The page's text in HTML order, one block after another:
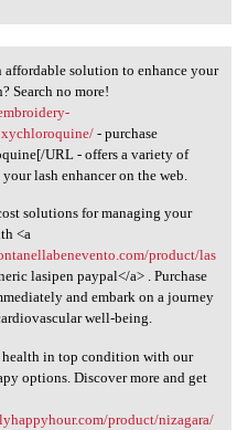
affordable
solution to enhance your
Search no more!
- purchase
URL - offers a variety of
lash enhancer on the web.
solutions for managing your
<a
product/las
lasipen paypal</a> . Purchase
and embark on a journey
well-being.
health in top condition with our
options. Discover more and get
product/nizagara/